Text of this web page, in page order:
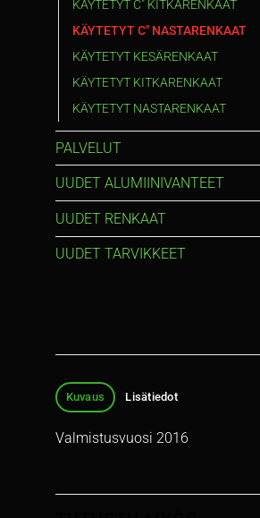
KÄYTETYT C" KITKARENKAAT
KÄYTETYT C" NASTARENKAAT
KÄYTETYT KESÄRENKAAT
KÄYTETYT KITKARENKAAT
KÄYTETYT NASTARENKAAT
PALVELUT
UUDET ALUMIINIVANTEET
UUDET RENKAAT
UUDET TARVIKKEET
Kuvaus Lisätiedot
Valmistusvuosi 2016